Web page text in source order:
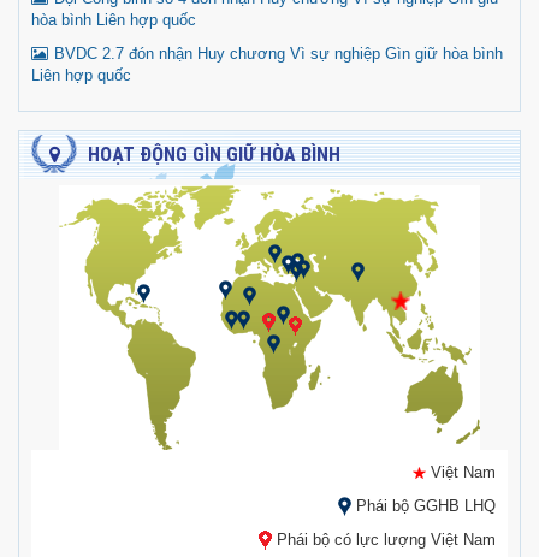
hòa bình Liên hợp quốc
BVDC 2.7 đón nhận Huy chương Vì sự nghiệp Gìn giữ hòa bình
Liên hợp quốc
HOẠT ĐỘNG GÌN GIỮ HÒA BÌNH
Việt Nam
Phái bộ GGHB LHQ
Phái bộ có lực lượng Việt Nam